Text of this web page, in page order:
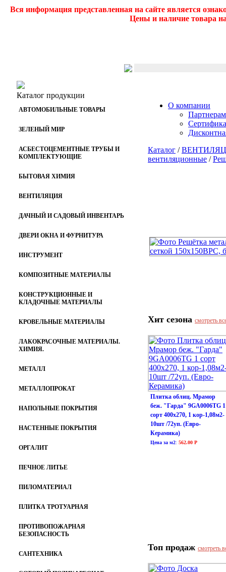
Вся информация представленная на сайте является
Цены и наличие товара
Каталог продукции
АВТОМОБИЛЬНЫЕ ТОВАРЫ
ЗЕЛЕНЫЙ МИР
АСБЕСТОЦЕМЕНТНЫЕ ТРУБЫ И
КОМПЛЕКТУЮЩИЕ
БЫТОВАЯ ХИМИЯ
ВЕНТИЛЯЦИЯ
ДАЧНЫЙ И САДОВЫЙ ИНВЕНТАРЬ
ДВЕРИ ОКНА И ФУРНИТУРА
ИНСТРУМЕНТ
КОМПОЗИТНЫЕ МАТЕРИАЛЫ
КОНСТРУКЦИОННЫЕ И
КЛАДОЧНЫЕ МАТЕРИАЛЫ
КРОВЕЛЬНЫЕ МАТЕРИАЛЫ
ЛАКОКРАСОЧНЫЕ МАТЕРИАЛЫ.
ХИМИЯ.
МЕТАЛЛ
МЕТАЛЛОПРОКАТ
НАПОЛЬНЫЕ ПОКРЫТИЯ
НАСТЕННЫЕ ПОКРЫТИЯ
ОРГАЛИТ
ПЕЧНОЕ ЛИТЬЕ
ПИЛОМАТЕРИАЛ
ПЛИТКА ТРОТУАРНАЯ
ПРОТИВОПОЖАРНАЯ
БЕЗОПАСНОСТЬ
САНТЕХНИКА
О компании
Партнерам
Каталог /
вентиляционные /
Хит сезона смотреть
Плитка облиц. Мрамор
беж. "Гарда" 9GA0006TG 1
сорт 400х270, 1 кор-1,08м2-
10шт /72уп. (Евро-
Керамика)
Цена за м2: 562.00 Р
Топ продаж смотреть